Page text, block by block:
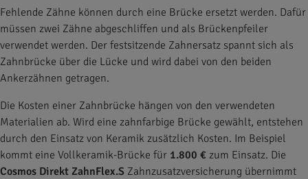
Fehlende Zähne können durch eine Brücke ersetzt werden. Dafür
müssen zwei Zähne abgeschliffen und als Brückenpfeiler
verwendet werden. Der festsitzende Zahnersatz spannt sich als
Zahnbrücke über die Lücke und wird dabei von den beiden
Ankerzähnen getragen.
Die Kosten einer Zahnbrücke hängen von den verwendeten
Materialien ab. Wird eine zahnfarbige Brücke gewählt, entstehen
durch den Einsatz von Keramik zusätzlich Kosten. Im Beispiel
kommt eine Vollkeramik-Brücke für 1.800 € zum Einsatz. Die
Cosmos Direkt ZahnFlex.S Zahnzusatzversicherung übernimmt